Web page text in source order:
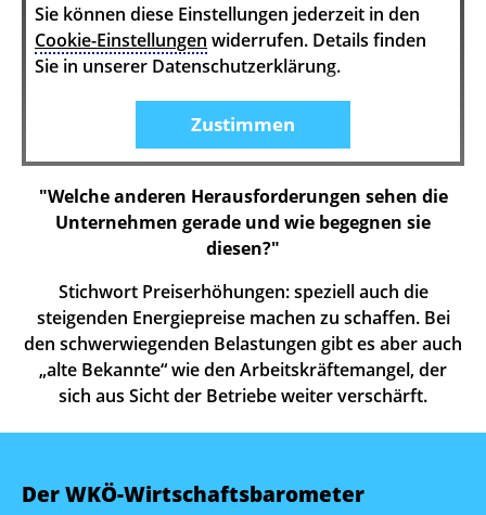
Sie können diese Einstellungen jederzeit in den
Cookie-Einstellungen widerrufen. Details finden
Sie in unserer Datenschutzerklärung.
Zustimmen
"Welche anderen Herausforderungen sehen die
Unternehmen gerade und wie begegnen sie
diesen?"
Stichwort Preiserhöhungen: speziell auch die
steigenden Energiepreise machen zu schaffen. Bei
den schwerwiegenden Belastungen gibt es aber auch
„alte Bekannte“ wie den Arbeitskräftemangel, der
sich aus Sicht der Betriebe weiter verschärft.
Der WKÖ-Wirtschaftsbarometer